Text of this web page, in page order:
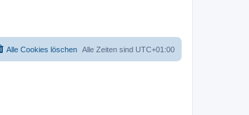
Alle Zeiten sind UTC+01:00
Alle Cookies löschen